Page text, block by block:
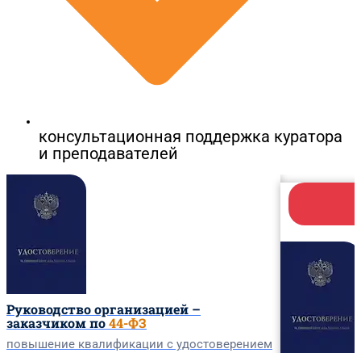
консультационная поддержка куратора
и преподавателей
Руководство организацией –
заказчиком по44-ФЗ
повышение квалификации с удостоверением